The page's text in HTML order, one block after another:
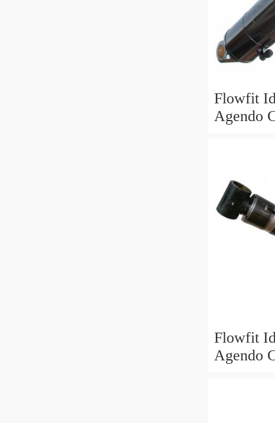
Flowfit
Agendo
Flowfit
Agendo